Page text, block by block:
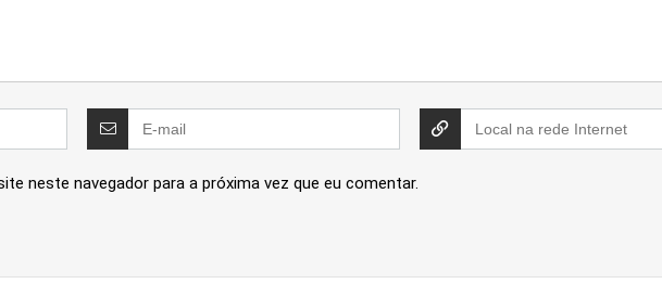
neste navegador para a próxima vez que eu comentar.